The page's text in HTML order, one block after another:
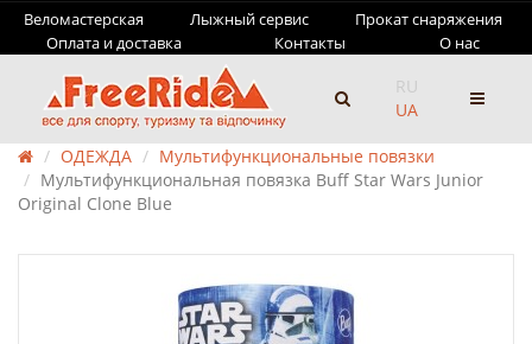
Веломастерская Лыжный сервис
Прокат снаряжения
Оплата и доставка
Контакты О нас
RU
UA
ОДЕЖДА
Мультифункциональные повязки
Мультифункциональная повязка Buff Star Wars Junior
Original Clone Blue